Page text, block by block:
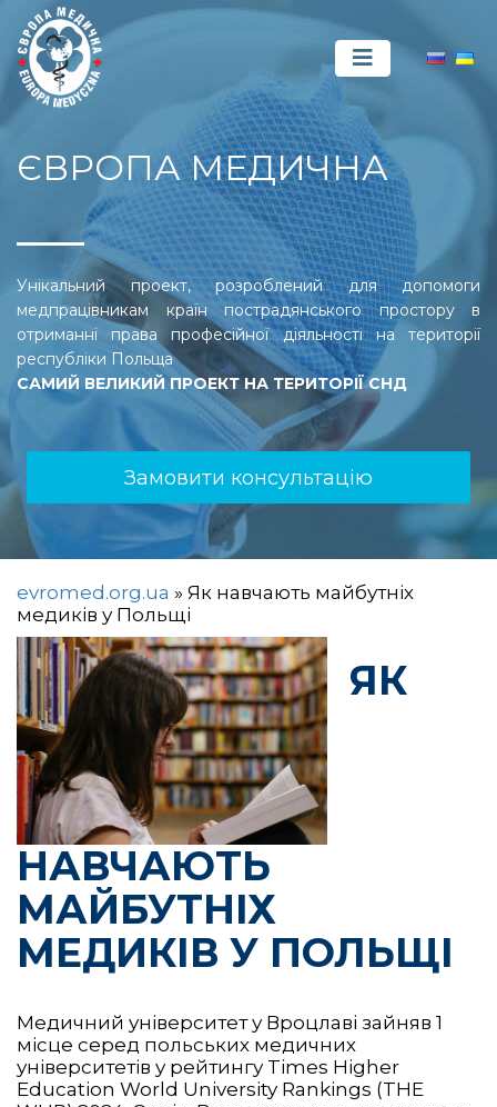
ЄВРОПА МЕДИЧНА
Унікальний проект, розроблений для допомоги
медпрацівникам країн пострадянського простору в
отриманні права професійної діяльності на території
республіки Польща
САМИЙ ВЕЛИКИЙ ПРОЕКТ НА ТЕРИТОРІЇ СНД
Замовити консультацію
evromed.org.ua » Як навчають майбутніх
медиків у Польщі
ЯК
НАВЧАЮТЬ
МАЙБУТНІХ
МЕДИКІВ У ПОЛЬЩІ
Медичний університет у Вроцлаві зайняв 1
місце серед польських медичних
університетів у рейтингу Times Higher
Education World University Rankings (THE